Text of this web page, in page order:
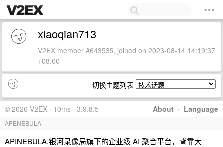
xiaoqian713
V2EX member #643535, joined on 2023-08-14 14:19:37
+08:00
切换主题列表
About · Language
© 2026 V2EX · 10ms · 3.9.8.5
APENEBULA
APINEBULA,银河录像局旗下的企业级 AI 聚合平台，背靠大